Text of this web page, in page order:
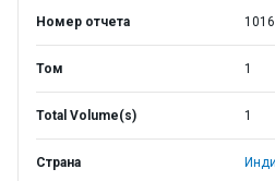
Номер отчета
Том 1
Total Volume(s) 1
Страна